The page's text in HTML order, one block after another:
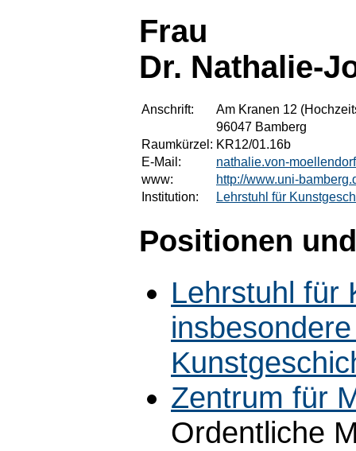
Frau
Dr. Nathalie-
Anschrift:
Am Kranen 12
96047 Bamberg
Raumkürzel: KR12/01.16b
E-Mail:
nathalie.von-
www:
http://www.uni-
Institution:
Lehrstuhl für
Positionen
Lehrstuhl für
Zentrum für
Ordentliche